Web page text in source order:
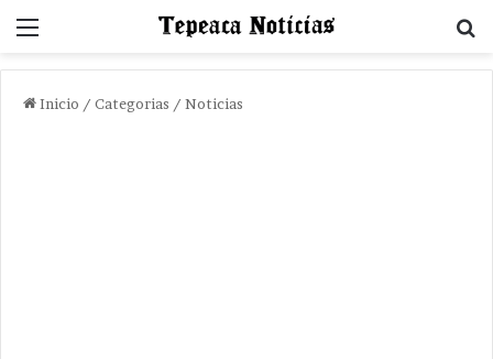
Menu
Inicio / Categorias / Noticias